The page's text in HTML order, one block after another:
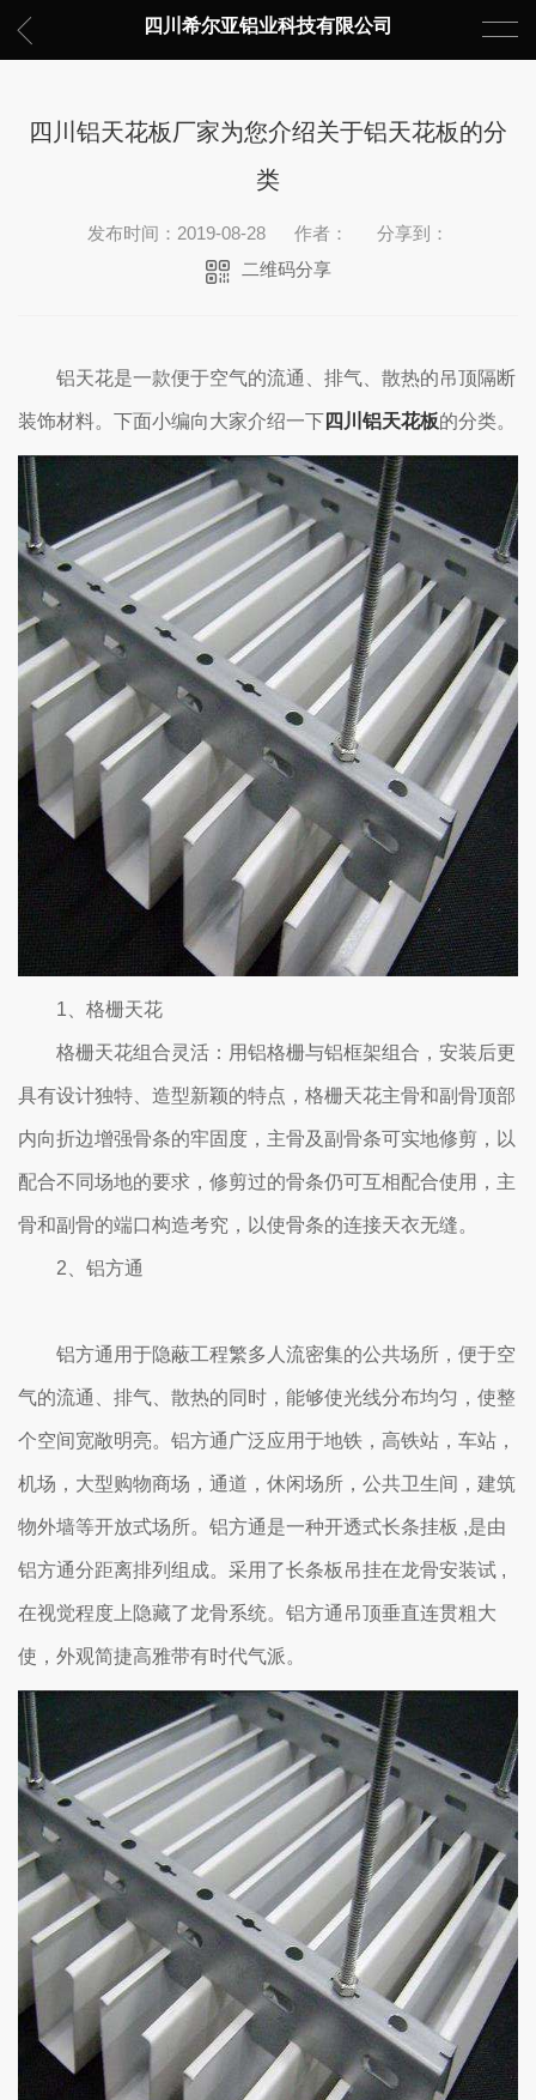
四川希尔亚铝业科技有限公司
四川铝天花板厂家为您介绍关于铝天花板的分
类
发布时间：2019-08-28 作者：
分享到：
二维码分享
铝天花是一款便于空气的流通、排气、散热的吊顶隔断
装饰材料。下面小编向大家介绍一下四川铝天花板的分类。
1、格栅天花
格栅天花组合灵活：用铝格栅与铝框架组合，安装后更
具有设计独特、造型新颖的特点，格栅天花主骨和副骨顶部
内向折边增强骨条的牢固度，主骨及副骨条可实地修剪，以
配合不同场地的要求，修剪过的骨条仍可互相配合使用，主
骨和副骨的端口构造考究，以使骨条的连接天衣无缝。
2、铝方通
铝方通用于隐蔽工程繁多人流密集的公共场所，便于空
气的流通、排气、散热的同时，能够使光线分布均匀，使整
个空间宽敞明亮。铝方通广泛应用于地铁，高铁站，车站，
机场，大型购物商场，通道，休闲场所，公共卫生间，建筑
物外墙等开放式场所。铝方通是一种开透式长条挂板 ,是由
铝方通分距离排列组成。采用了长条板吊挂在龙骨安装试 ,
在视觉程度上隐藏了龙骨系统。铝方通吊顶垂直连贯粗大
使，外观简捷高雅带有时代气派。